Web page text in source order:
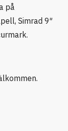
på
Simrad 9″